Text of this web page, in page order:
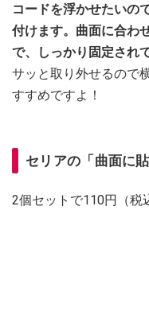
コードを浮かせたいの
付けます。曲面に合わ
で、しっかり固定され
サッと取り外せるので
すすめですよ！
セリアの「曲面に
2個セットで110円（税